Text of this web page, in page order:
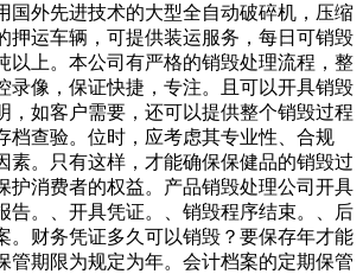
国外先进技术的大型全自动破碎机，压缩
押运车辆，可提供装运服务，每日可销毁
以上。本公司有严格的销毁处理流程，整
录像，保证快捷，专注。且可以开具销毁
，如客户需要，还可以提供整个销毁过程
档查验。位时，应考虑其专业性、合规
素。只有这样，才能确保保健品的销毁过
护消费者的权益。产品销毁处理公司开具
告。、开具凭证。、销毁程序结束。、后
。财务凭证多久可以销毁？要保存年才能
管期限为规定为年。会计档案的定期保管